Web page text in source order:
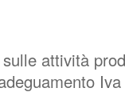
attività
Iva